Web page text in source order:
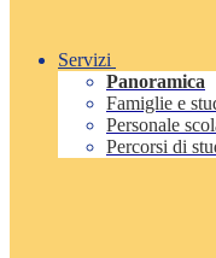
Servizi
Panoramica
Famiglie e
Personale
Percorsi di